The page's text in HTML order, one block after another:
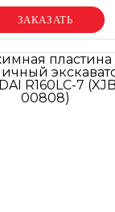
Уточняйте цену